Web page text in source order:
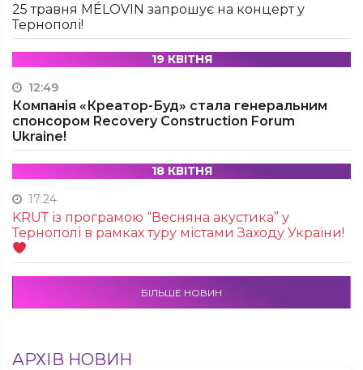
25 травня MÉLOVIN запрошує на концерт у
Тернополі!
19 КВІТНЯ
12:49
Компанія «Креатор-Буд» стала генеральним
спонсором Recovery Construction Forum
Ukraine!
18 КВІТНЯ
17:24
KRUТ із програмою “Весняна акустика” у
Тернополі в рамках туру містами Заходу України!
БІЛЬШЕ НОВИН
АРХІВ НОВИН